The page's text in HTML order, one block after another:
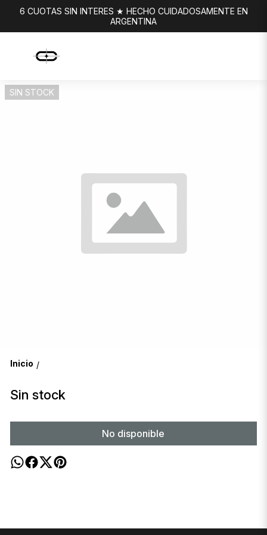
6 CUOTAS SIN INTERES ★ HECHO CUIDADOSAMENTE EN
ARGENTINA
SIN STOCK
Inicio /
Sin stock
No disponible